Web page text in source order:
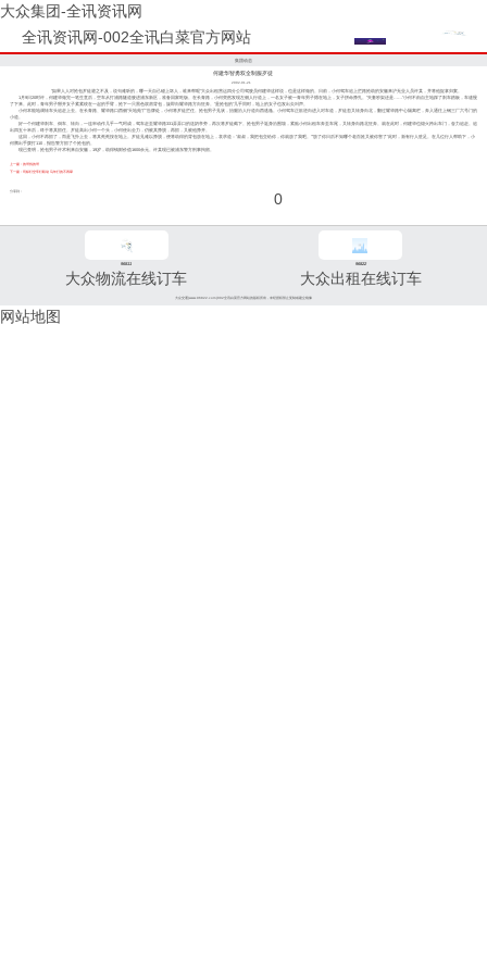
大众集团-全讯资讯网
全讯资讯网-002全讯白菜官方网站
集团动态
何建华智勇双全制服歹徒
2002-01-21
"如果人人对抢包歹徒避之不及，说句难听的，哪一天自己碰上坏人，谁来帮呢"大众出租营运四分公司驾驶员何建华这样说，也是这样做的。日前，小何驾车追上拦路抢劫的安徽来沪无业人员许某，并将他捉拿归案。
1月9日20时许，何建华做完一笔生意后，空车从打浦路隧道驶进浦东新区，准备回家吃饭。在长青路，小何突然发现左侧人行道上，一名女子被一青年男子摁在地上，女子拼命挣扎。"夫妻吵架还是……"小何不由自主地踩了刹车踏板，车速慢
了下来。此时，青年男子掰开女子紧紧绞在一起的手臂，抢下一只黑色双肩背包，旋即向耀华路方向狂奔。"是抢包的"几乎同时，地上的女子也发出尖叫声。
小何本能地调转车头追赶上去。在长青路、耀华路口西侧"天地苑"广告牌处，小何将歹徒拦住。抢包男子见状，抬腿沿人行道向西逃逸。小何驾车正欲逆向进入对车道，歹徒忽又转身向北，翻过耀华路中心隔离栏，奔入通往上钢三厂六号门的
小道。
好一个何建华刹车、倒车、转向，一连串动作几乎一气呵成，驾车赶至耀华路331弄弄口的送奶亭旁，再次将歹徒截下。抢包男子返身沿围墙，紧贴小何出租车奔至车尾，又转身向路北狂奔。就在此时，何建华也熄火跨出车门，奋力追赶。追
出四五十米后，终于将其抓住。歹徒高出小何一个头，小何使出全力，仍被其挣脱，再抓，又被他挣开。
这回，小何不再抓了，而是飞扑上去，将其死死按在地上。歹徒见难以挣脱，便将劫得的背包放在地上，哀求道："叔叔，我把包交给你，你就放了我吧。""放了你日后不知哪个老百姓又被你害了"此时，渐有行人驻足。在几位行人帮助下，小
何腾出手拨打110，报告警方抓了个抢包的。
现已查明，抢包男子许术利来自安徽，19岁，劫得钱财价值1600余元。许某现已被浦东警方刑事拘留。
上一篇：的哥找的哥
下一篇：司标灯空车灯联动 马年打的不再晕
分享到： 0
96811
大众物流在线订车
96822
大众出租在线订车
大众交通(www.96822.com)002全讯白菜官方网站的版权所有，未经授权禁止复制或建立镜像
网站地图